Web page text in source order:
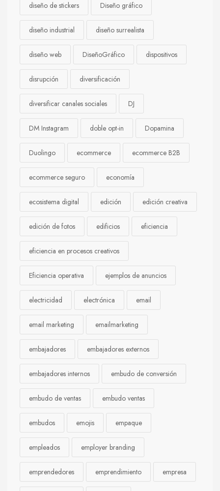
diseño de stickers Diseño gráfico
diseño industrial diseño surrealista
diseño web DiseñoGráfico dispositivos
disrupción diversificación
diversificar canales sociales DJ
DM Instagram doble opt-in Dopamina
Duolingo ecommerce ecommerce B2B
ecommerce seguro economía
ecosistema digital edición edición creativa
edición de fotos edificios eficiencia
eficiencia en procesos creativos
Eficiencia operativa ejemplos de anuncios
electricidad electrónica email
email marketing emailmarketing
embajadores embajadores externos
embajadores internos embudo de conversión
embudo de ventas embudo ventas
embudos emojis empaque
empleados employer branding
emprendedores emprendimiento empresa